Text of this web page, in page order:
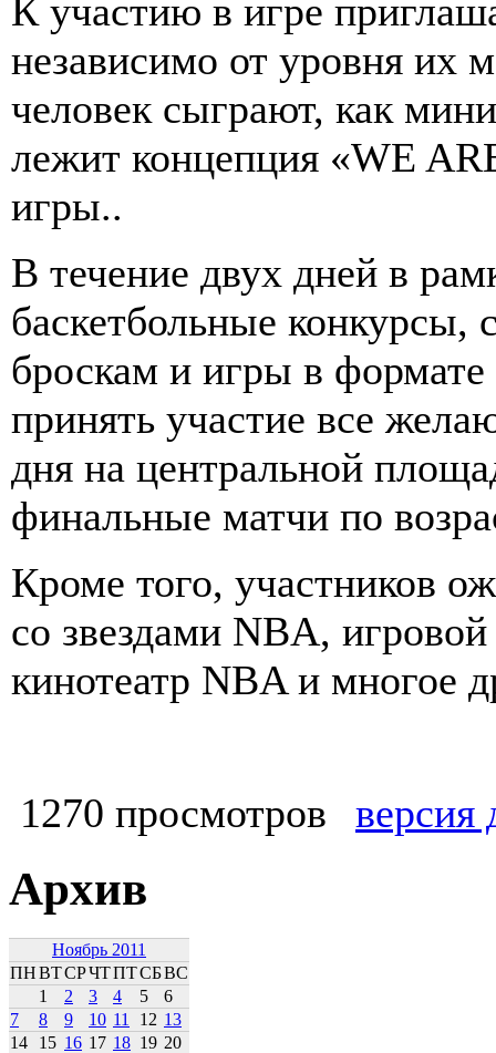
К участию в игре
независимо от уровня их
человек сыграют, как
лежит концепция «WE
игры..
В течение двух дней в
баскетбольные конкурсы,
броскам и игры в
принять участие все
дня на центральной
финальные матчи по
Кроме того, участников
со звездами NBA,
кинотеатр NBA и многое
1270 просмотров версия
Архив
Ноябрь 2011
ПНВТСРЧТПТСБВС
1
2 3 4 5
6
7
8 9 10 11 12 13
14
15 16 17 18 19 20